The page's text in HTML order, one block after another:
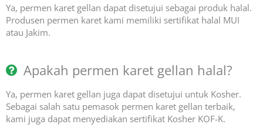
Ya, permen karet gellan dapat disetujui sebagai produk halal.
Produsen permen karet kami memiliki sertifikat halal MUI
atau Jakim.
Apakah permen karet gellan halal?
Ya, permen karet gellan juga dapat disetujui untuk Kosher.
Sebagai salah satu pemasok permen karet gellan terbaik,
kami juga dapat menyediakan sertifikat Kosher KOF-K.